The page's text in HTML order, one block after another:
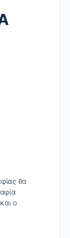
θα
ο